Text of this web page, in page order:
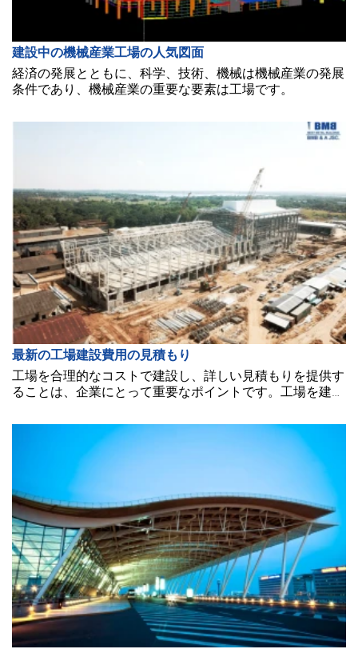
建設中の機械産業工場の人気図面
経済の発展とともに、科学、技術、機械は機械産業の発展
条件であり、機械産業の重要な要素は工場です。
最新の工場建設費用の見積もり
工場を合理的なコストで建設し、詳しい見積もりを提供す
ることは、企業にとって重要なポイントです。工場を建設
方も多いでしょう。